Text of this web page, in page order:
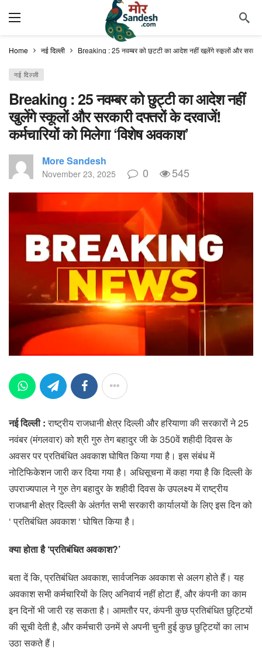
Home नई दिल्ली Breaking : 25 नवम्बर को छुट्टी का आदेश नहीं खुलेंगे स्कूलों और सरकारी
नई दिल्ली
Breaking : 25 नवम्बर को छुट्टी का आदेश नहीं
खुलेंगे स्कूलों और सरकारी दफ्तरों के दरवाजें!
कर्मचारियों को मिलेगा ‘विशेष अवकाश’
More Sandesh
November 23, 2025 0 545
नई दिल्ली :राष्ट्रीय राजधानी क्षेत्र दिल्ली और हरियाणा की सरकारों ने 25
नवंबर (मंगलवार) को श्री गुरु तेग बहादुर जी के 350वें शहीदी दिवस के
अवसर पर प्रतिबंधित अवकाश घोषित किया गया है। इस संबंध में
नोटिफिकेशन जारी कर दिया गया है। अधिसूचना में कहा गया है कि दिल्ली के
उपराज्यपाल ने गुरु तेग बहादुर के शहीदी दिवस के उपलक्ष्य में राष्ट्रीय
राजधानी क्षेत्र दिल्ली के अंतर्गत सभी सरकारी कार्यालयों के लिए इस दिन को
‘ प्रतिबंधित अवकाश ‘ घोषित किया है।
क्या होता है ‘प्रतिबंधित अवकाश?’
बता दें कि, प्रतिबंधित अवकाश, सार्वजनिक अवकाश से अलग होते हैं। यह
अवकाश सभी कर्मचारियों के लिए अनिवार्य नहीं होटा हैं, और कंपनी का काम
इन दिनों भी जारी रह सकता है। आमतौर पर, कंपनी कुछ प्रतिबंधित छुट्टियों
की सूची देती है, और कर्मचारी उनमें से अपनी चुनी हुई कुछ छुट्टियों का लाभ
उठा सकते हैं।